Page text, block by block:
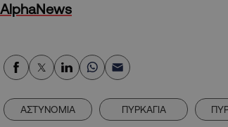
AlphaNews
ΑΣΤΥΝΟΜΙΑ ΠΥΡΚΑΓΙΑ